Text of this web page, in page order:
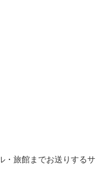
・旅館までお送りするサ